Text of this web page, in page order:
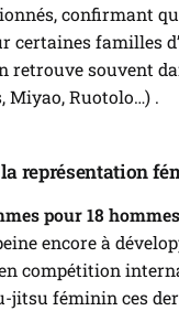
confirmant
certaines familles
retrouve souvent
Miyao, Ruotolo…) .
la représentation
pour 18 hommes
encore à
compétition
jitsu féminin ces